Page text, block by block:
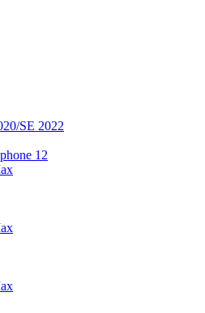
SE 2022
12